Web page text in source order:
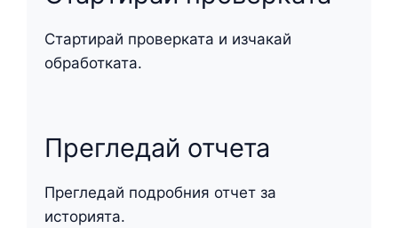
Стартирай проверката и изчакай
обработката.
Прегледай отчета
Прегледай подробния отчет за
историята.